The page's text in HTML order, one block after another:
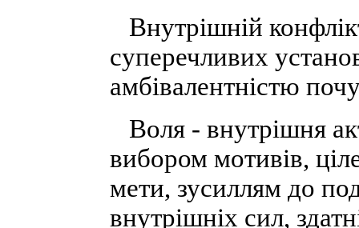
Внутрішній
суперечливих
амбівалентністю
Воля - внутрішня
вибором мотивів,
мети, зусиллям до
внутрішніх сил,